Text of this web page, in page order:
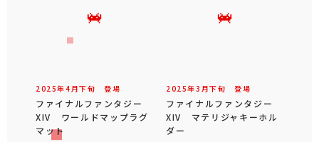
2025年4 月下旬 登場
ファイナルファンタジー
XIV ワールドマップラグ
マット
2025年3 月下旬 登場
ファイナルファンタジー
XIV マテリジャキーホル
ダー